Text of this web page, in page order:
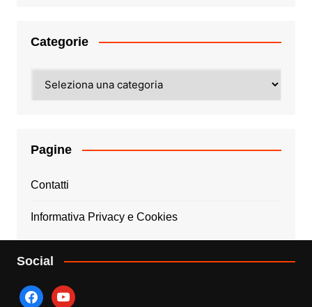
Categorie
Pagine
Contatti
Informativa Privacy e Cookies
Social
facebookyoutube